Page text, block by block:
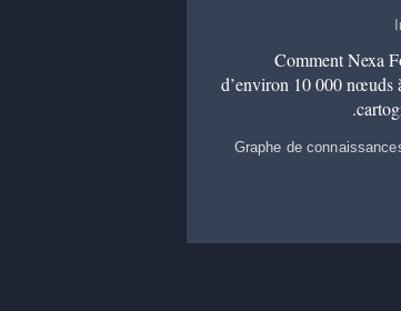
Comment Nexa
d’environ 10 000 nœuds
Graphe de